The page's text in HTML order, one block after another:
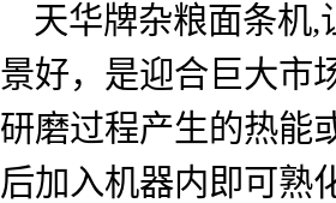
天华牌杂粮面条机,
景好，是迎合巨大市
研磨过程产生的热能
后加入机器内即可熟